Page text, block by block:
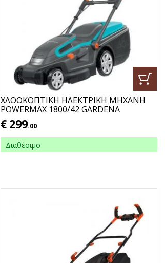
ΧΛΟΟΚΟΠΤΙΚΗ ΗΛΕΚΤΡΙΚΗ ΜΗΧΑΝΗ
POWERMAX 1800/42 GARDENA
€ 299.00
Διαθέσιμο